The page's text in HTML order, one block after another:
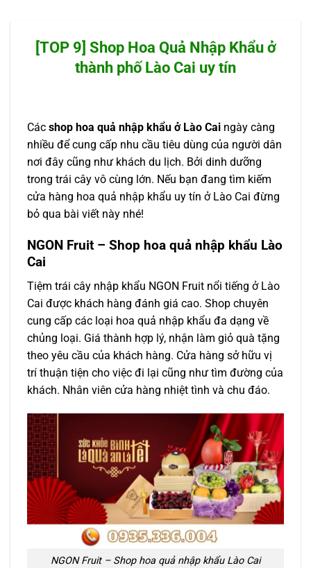
[TOP 9] Shop Hoa Quả Nhập Khẩu ở
thành phố Lào Cai uy tín
Các shop hoa quả nhập khẩu ở Lào Cai ngày càng
nhiều để cung cấp nhu cầu tiêu dùng của người dân
nơi đây cũng như khách du lịch. Bởi dinh dưỡng
trong trái cây vô cùng lớn. Nếu bạn đang tìm kiếm
cửa hàng hoa quả nhập khẩu uy tín ở Lào Cai đừng
bỏ qua bài viết này nhé!
NGON Fruit – Shop hoa quả nhập khẩu Lào
Cai
Tiệm trái cây nhập khẩu NGON Fruit nổi tiếng ở Lào
Cai được khách hàng đánh giá cao. Shop chuyên
cung cấp các loại hoa quả nhập khẩu đa dạng về
chủng loại. Giá thành hợp lý, nhận làm giỏ quà tặng
theo yêu cầu của khách hàng. Cửa hàng sở hữu vị
trí thuận tiện cho việc đi lại cũng như tìm đường của
khách. Nhân viên cửa hàng nhiệt tình và chu đáo.
NGON Fruit – Shop hoa quả nhập khẩu Lào Cai